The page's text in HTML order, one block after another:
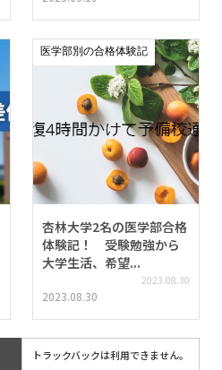
医学部別の合格体験記
杏林大学2名の医学部合格
体験記！ 受験勉強から
大学生活、希望...
2023.08.30
2023.08.30
トラックバックは利用できません。